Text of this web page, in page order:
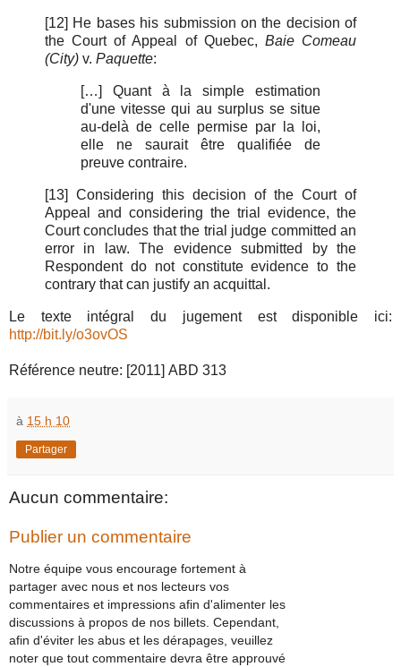
[12] He bases his submission on the decision of
the Court of Appeal of Quebec, Baie Comeau
(City) v. Paquette:
[…] Quant à la simple estimation
d'une vitesse qui au surplus se situe
au-delà de celle permise par la loi,
elle ne saurait être qualifiée de
preuve contraire.
[13] Considering this decision of the Court of
Appeal and considering the trial evidence, the
Court concludes that the trial judge committed an
error in law. The evidence submitted by the
Respondent do not constitute evidence to the
contrary that can justify an acquittal.
Le texte intégral du jugement est disponible ici:
http://bit.ly/o3ovOS
Référence neutre: [2011] ABD 313
à 15 h 10
Partager
Aucun commentaire:
Publier un commentaire
Notre équipe vous encourage fortement à
partager avec nous et nos lecteurs vos
commentaires et impressions afin d'alimenter les
discussions à propos de nos billets. Cependant,
afin d'éviter les abus et les dérapages, veuillez
noter que tout commentaire devra être approuvé